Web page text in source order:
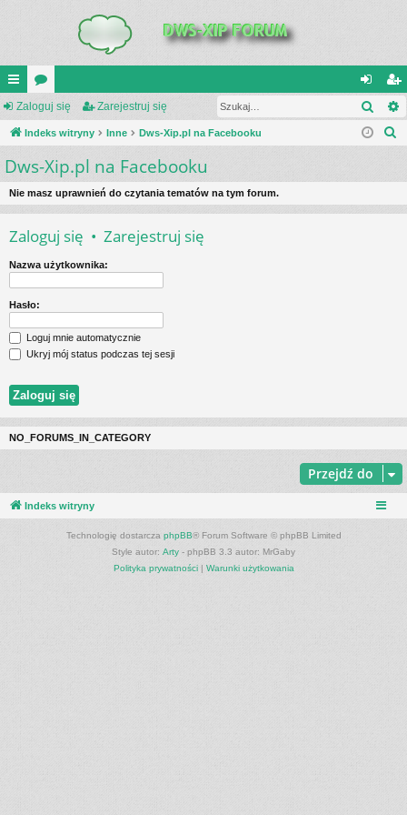
UI
C
K
_L
IN
K
S
or
a
al
og
ę
ar
ej
j
Zaloguj się Zarejestruj się
Indeks witryny Inne Dws-Xip.pl na Facebooku
a
Dws-Xip.pl na Facebooku
Nie masz uprawnień do czytania tematów na tym forum.
Zaloguj się • Zarejestruj się
Nazwa użytkownika:
Hasło:
Loguj mnie automatycznie
Ukryj mój status podczas tej sesji
NO_FORUMS_IN_CATEGORY
Przejdź do
Indeks witryny
Technologię dostarcza phpBB® Forum Software © phpBB Limited
Style autor: Arty - phpBB 3.3 autor: MrGaby
Polityka prywatności| Warunki użytkowania